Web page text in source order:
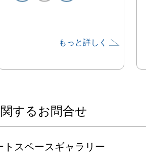
もっと詳しく
するお問合せ
トスペースギャラリー